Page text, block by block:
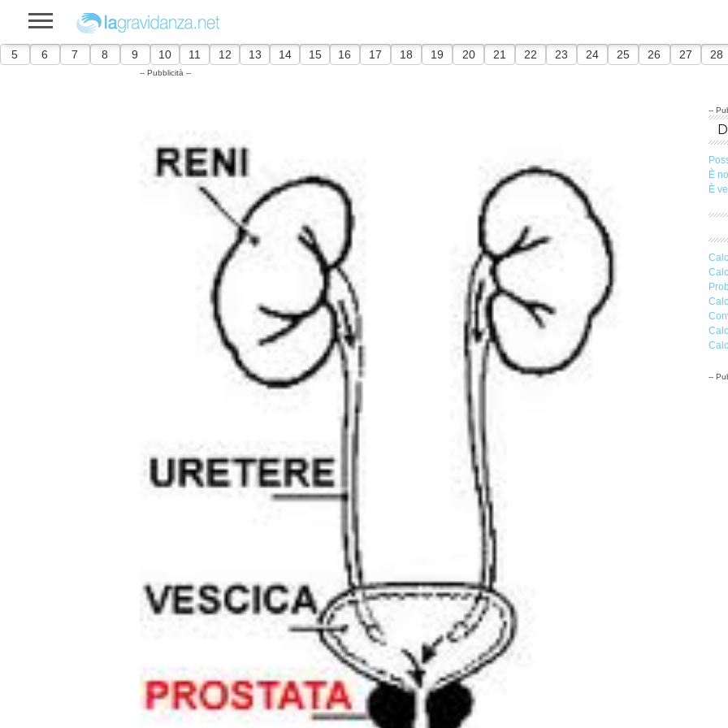
5 6 7 8 9 10 11 12 13 14 15 16 17 18 19 20 21 22 23 24 25 26 27 28
-- Pubblicità --
--
È
È
--